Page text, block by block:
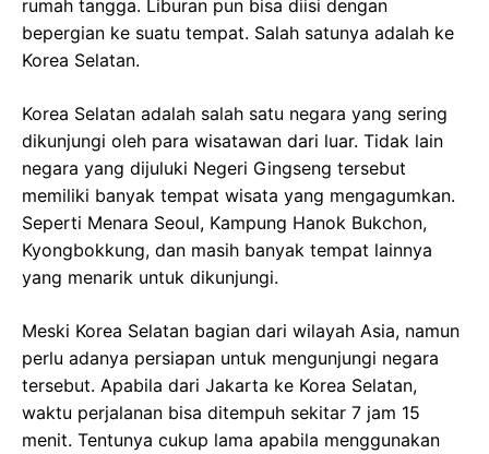
rumah tangga. Liburan pun bisa diisi dengan
bepergian ke suatu tempat. Salah satunya adalah ke
Korea Selatan.
Korea Selatan adalah salah satu negara yang sering
dikunjungi oleh para wisatawan dari luar. Tidak lain
negara yang dijuluki Negeri Gingseng tersebut
memiliki banyak tempat wisata yang mengagumkan.
Seperti Menara Seoul, Kampung Hanok Bukchon,
Kyongbokkung, dan masih banyak tempat lainnya
yang menarik untuk dikunjungi.
Meski Korea Selatan bagian dari wilayah Asia, namun
perlu adanya persiapan untuk mengunjungi negara
tersebut. Apabila dari Jakarta ke Korea Selatan,
waktu perjalanan bisa ditempuh sekitar 7 jam 15
menit. Tentunya cukup lama apabila menggunakan